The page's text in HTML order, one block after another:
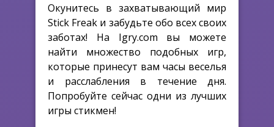
Окунитесь в захватывающий мир
Stick Freak и забудьте обо всех своих
заботах! На Igry.com вы можете
найти множество подобных игр,
которые принесут вам часы веселья
и расслабления в течение дня.
Попробуйте сейчас одни из лучших
игры стикмен!